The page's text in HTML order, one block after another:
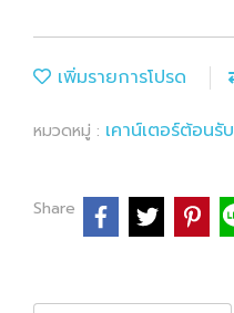
เพิ่มรายการโปรด
หมวดหมู่ : เคาน์เตอร์ต้อนรับ
Share